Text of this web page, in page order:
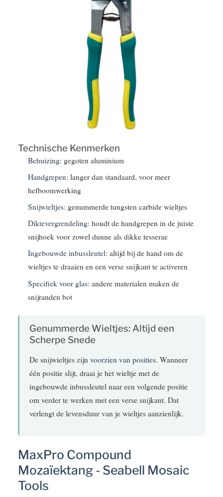
Technische Kenmerken
Behuizing: gegoten aluminium
Handgrepen: langer dan standaard, voor meer
hefboomwerking
Snijwieltjes: genummerde tungsten carbide wieltjes
Diktevergrendeling: houdt de handgrepen in de juiste
snijhoek voor zowel dunne als dikke tesserae
Ingebouwde inbussleutel: altijd bij de hand om de
wieltjes te draaien en een verse snijkant te activeren
Specifiek voor glas: andere materialen maken de
snijranden bot
Genummerde Wieltjes: Altijd een
Scherpe Snede
De snijwieltjes zijn voorzien van posities. Wanneer
één positie slijt, draai je het wieltje met de
ingebouwde inbussleutel naar een volgende positie
om verder te werken met een verse snijkant. Dat
verlengt de levensduur van je wieltjes aanzienlijk.
MaxPro Compound
Mozaïektang - Seabell Mosaic
Tools